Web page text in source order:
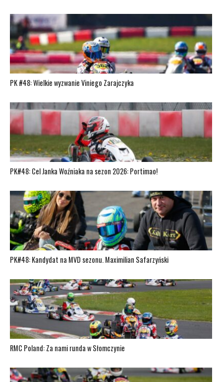
PK #48: Wielkie wyzwanie Viniego Zarajczyka
PK#48: Cel Janka Woźniaka na sezon 2026: Portimao!
PK#48: Kandydat na MVD sezonu. Maximilian Safarzyński
RMC Poland: Za nami runda w Słomczynie